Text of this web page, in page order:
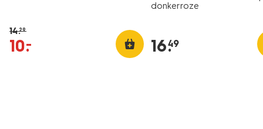
14.29
10.
–
donkerroze
16.
49